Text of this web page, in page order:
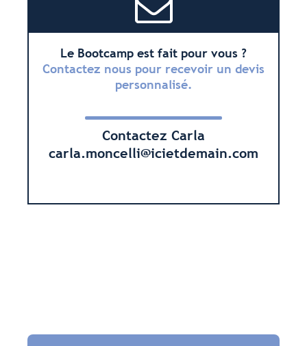
Le Bootcamp est fait pour vous ?
Contactez nous pour recevoir un devis
personnalisé.
Contactez Carla
carla.moncelli@icietdemain.com